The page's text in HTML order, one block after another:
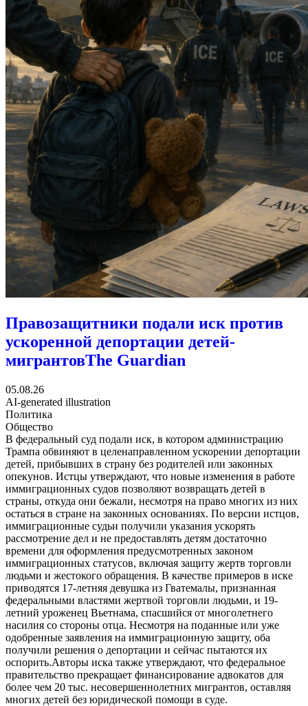
Правозащитники подали иск против
ускоренной депортации детей-
мигрантовThe Guardian
05.08.26
AI-generated illustration
Политика
Общество
В федеральный суд подали иск, в котором администрацию
Трампа обвиняют в целенаправленном ускорении депортации
детей, прибывших в страну без родителей или законных
опекунов. Истцы утверждают, что новые изменения в работе
иммиграционных судов позволяют возвращать детей в
страны, откуда они бежали, несмотря на право многих из них
остаться в стране на законных основаниях. По версии истцов,
иммиграционные судьи получили указания ускорять
рассмотрение дел и не предоставлять детям достаточно
времени для оформления предусмотренных законом
иммиграционных статусов, включая защиту жертв торговли
людьми и жестокого обращения. В качестве примеров в иске
приводятся 17-летняя девушка из Гватемалы, признанная
федеральными властями жертвой торговли людьми, и 19-
летний уроженец Вьетнама, спасшийся от многолетнего
насилия со стороны отца. Несмотря на поданные или уже
одобренные заявления на иммиграционную защиту, оба
получили решения о депортации и сейчас пытаются их
оспорить.Авторы иска также утверждают, что федеральное
правительство прекращает финансирование адвокатов для
более чем 20 тыс. несовершеннолетних мигрантов, оставляя
многих детей без юридической помощи в суде.